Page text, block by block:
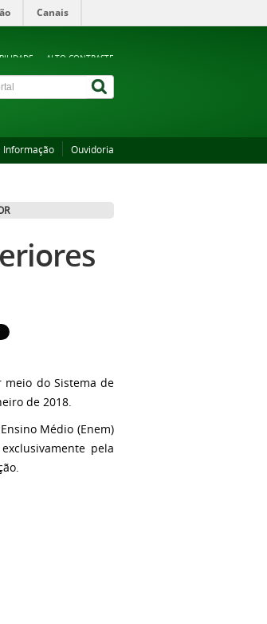
Canais
ALTO CONTRASTE
Informação Ouvidoria
meio do Sistema de
de 2018.
Médio (Enem)
pela